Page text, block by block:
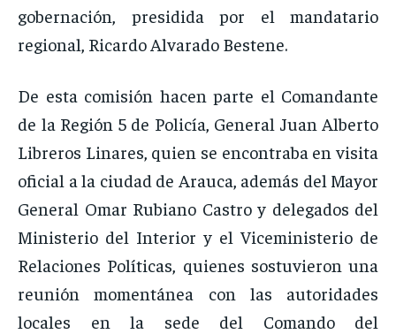
gobernación, presidida por el mandatario
regional, Ricardo Alvarado Bestene.
De esta comisión hacen parte el Comandante
de la Región 5 de Policía, General Juan Alberto
Libreros Linares, quien se encontraba en visita
oficial a la ciudad de Arauca, además del Mayor
General Omar Rubiano Castro y delegados del
Ministerio del Interior y el Viceministerio de
Relaciones Políticas, quienes sostuvieron una
reunión momentánea con las autoridades
locales en la sede del Comando del